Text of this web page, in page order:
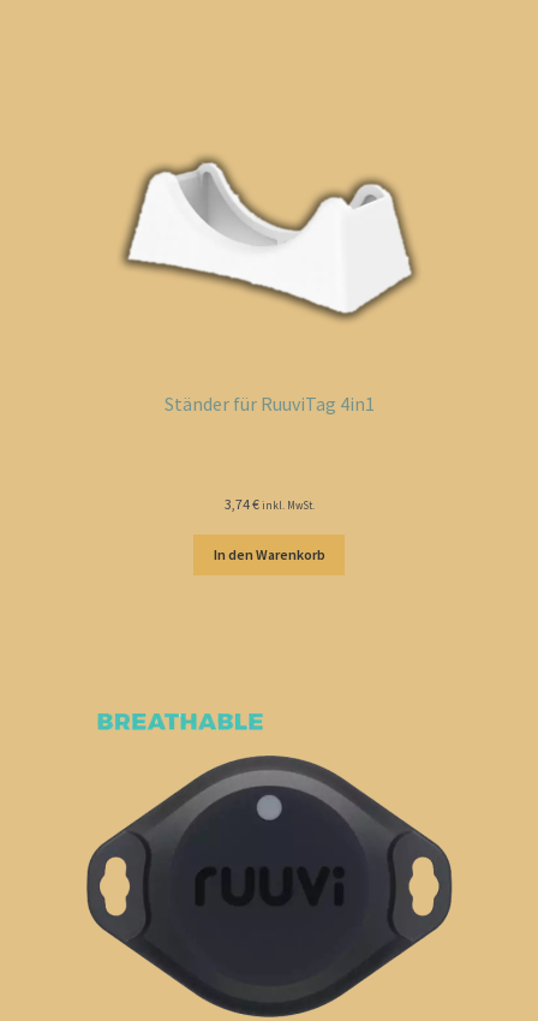
Ständer für RuuviTag 4in1
3,74€ inkl. MwSt.
In den Warenkorb